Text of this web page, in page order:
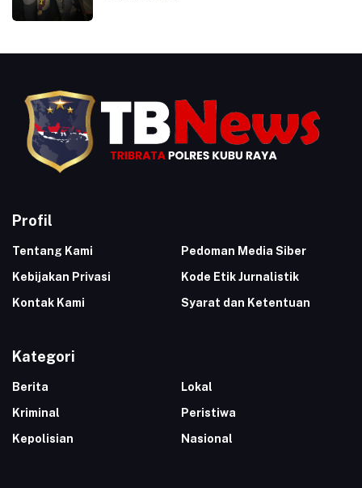
Profil
Tentang Kami
Pedoman Media Siber
Kebijakan Privasi
Kode Etik Jurnalistik
Kontak Kami
Syarat dan Ketentuan
Kategori
Berita
Lokal
Kriminal
Peristiwa
Kepolisian
Nasional